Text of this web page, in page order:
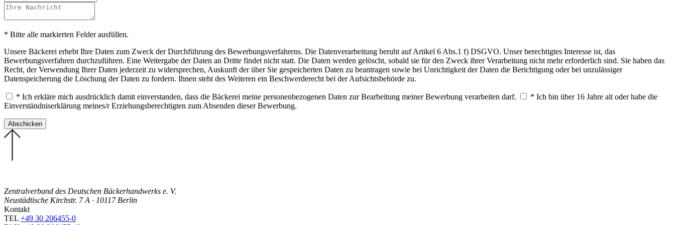
* Bitte alle markierten Felder ausfüllen.
Unsere Bäckerei erhebt Ihre Daten zum Zweck der Durchführung des Bewerbungsverfahrens. Die Datenverarbeitung beruht auf Artikel 6 Abs.1 f) DSGVO. Unser berechtigtes Interesse ist, das
Bewerbungsverfahren durchzuführen. Eine Weitergabe der Daten an Dritte findet nicht statt. Die Daten werden gelöscht, sobald sie für den Zweck ihrer Verarbeitung nicht mehr erforderlich sind. Sie haben das
Recht, der Verwendung Ihrer Daten jederzeit zu widersprechen, Auskunft der über Sie gespeicherten Daten zu beantragen sowie bei Unrichtigkeit der Daten die Berichtigung oder bei unzulässiger
Datenspeicherung die Löschung der Daten zu fordern. Ihnen steht des Weiteren ein Beschwerderecht bei der Aufsichtsbehörde zu.
* Ich erkläre mich ausdrücklich damit einverstanden, dass die Bäckerei meine personenbezogenen Daten zur Bearbeitung meiner Bewerbung verarbeiten darf.
* Ich bin über 16 Jahre alt oder habe die
Einverständniserklärung meines/r Erziehungsberechtigten zum Absenden dieser Bewerbung.
Zentralverband des Deutschen Bäckerhandwerks e. V.
Neustädtische Kirchstr. 7 A · 10117 Berlin
Kontakt
TEL +49 30 206455-0